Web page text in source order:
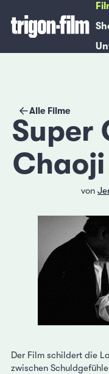
Alle Filme
Super
von
Der Film schildert die
zwischen